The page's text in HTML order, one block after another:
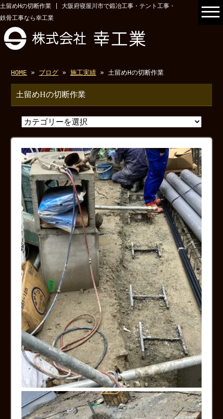
土留めHの切断作業 | 大阪府寝屋川市で鍛冶工事・テント工事・
鉄骨工事なら幸工業
HOME » ブログ »施工実績 » 土留めHの切断作業
土留めHの切断作業